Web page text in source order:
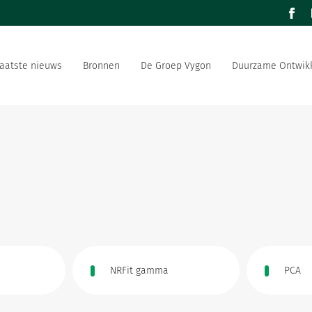
nieuws Bronnen De Groep Vygon
wereld Ons aanbodDuurzame
NRFit gamma PCA